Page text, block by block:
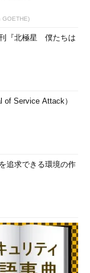
GOETHE)
刊『北極星 僕たちは
of Service Attack）
追求できる環境の作